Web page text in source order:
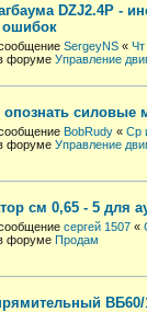
DZJ2.4P -
ошибок
SergeyNS « Чт
форуме Управление
опознать силовые
BobRudy « Ср
форуме Управление
см 0,65 - 5 для
сергей 1507 «
форуме Продам
ВБ60/